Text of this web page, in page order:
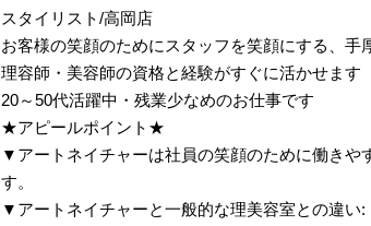
スタイリスト/高岡店
お客様の笑顔のためにスタッフを笑顔にする、手
理容師・美容師の資格と経験がすぐに活かせます
20～50代活躍中・残業少なめのお仕事です
★アピールポイント★
▼アートネイチャーは社員の笑顔のために働きや
す。
▼アートネイチャーと一般的な理美容室との違い: